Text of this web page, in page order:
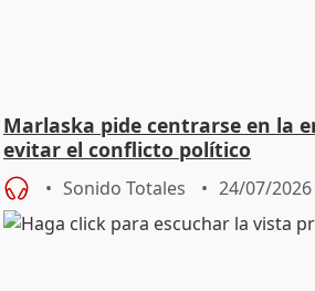
Marlaska pide centrarse en la
evitar el conflicto político
Sonido Totales 24/07/2026